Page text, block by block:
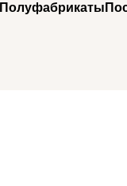
Полуфабрикаты